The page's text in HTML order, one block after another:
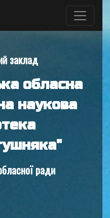
заклад
обласна
наукова
ради